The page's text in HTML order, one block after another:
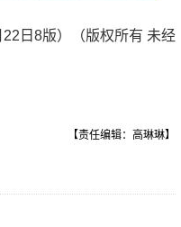
日8版）（版权所有 未经
【责任编辑：高琳琳】